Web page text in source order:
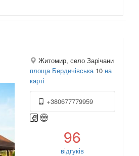
Житомир, село Зарічани
площа Бердичівська10 на
карті
+380677779959
96
відгуків